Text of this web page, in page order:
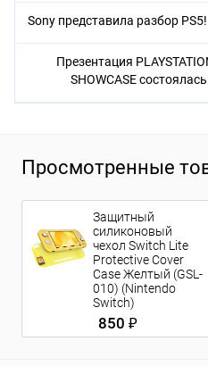
Sony представила разбор PS5!
Презентация
SHOWCASE
Просмотренные
Защитный
силиконовый
чехол Switch Lite
Protective Cover
Case Желтый (GSL-
010) (Nintendo
Switch)
850 ₽